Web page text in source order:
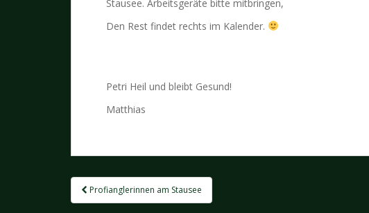
Stausee. Arbeitsgeräte bitte mitbringen,
Den Rest findet rechts im Kalender.
Petri Heil und bleibt Gesund!
Matthias
Beitragsnavigation
Profianglerinnen am Stausee